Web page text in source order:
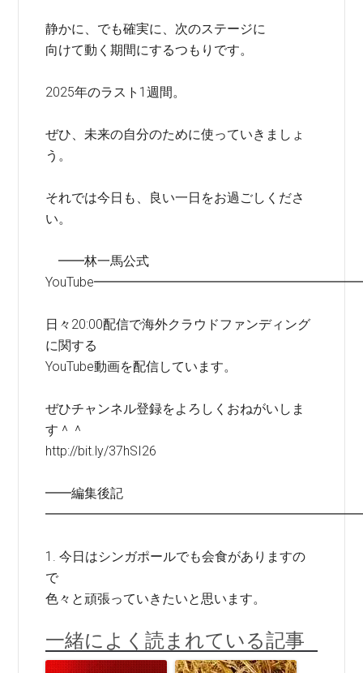
静かに、でも確実に、次のステージに
向けて動く期間にするつもりです。
2025年のラスト1週間。
ぜひ、未来の自分のために使っていきましょ
う。
それでは今日も、良い一日をお過ごしくださ
い。
━━林一馬公式
日々20:00配信で海外クラウドファンディング
に関する
YouTube動画を配信しています。
ぜひチャンネル登録をよろしくおねがいしま
す＾＾
http://bit.ly/37hSI26
━━編集後記
1. 今日はシンガポールでも会食がありますの
で
色々と頑張っていきたいと思います。
一緒によく読まれている記事